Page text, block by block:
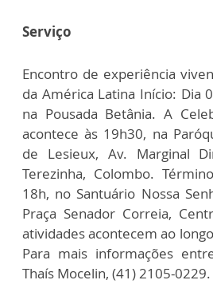
Serviço
Encontro de experiência
da América Latina Início: Dia
na Pousada Betânia. A
acontece às 19h30, na
de Lesieux, Av. Marginal
Terezinha, Colombo.
18h, no Santuário Nossa
Praça Senador Correia,
atividades acontecem ao
Para mais informações
Thaís Mocelin, (41) 2105-0229.